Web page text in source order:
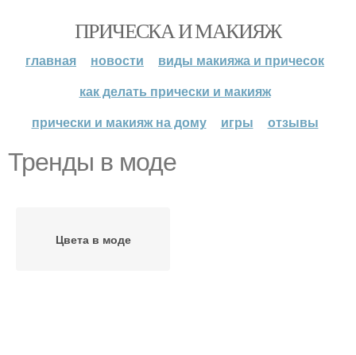
ПРИЧЕСКА И МАКИЯЖ
главная новости
виды макияжа и причесок
как делать прически и макияж
прически и макияж на дому
игры отзывы
Тренды в моде
Цвета в моде